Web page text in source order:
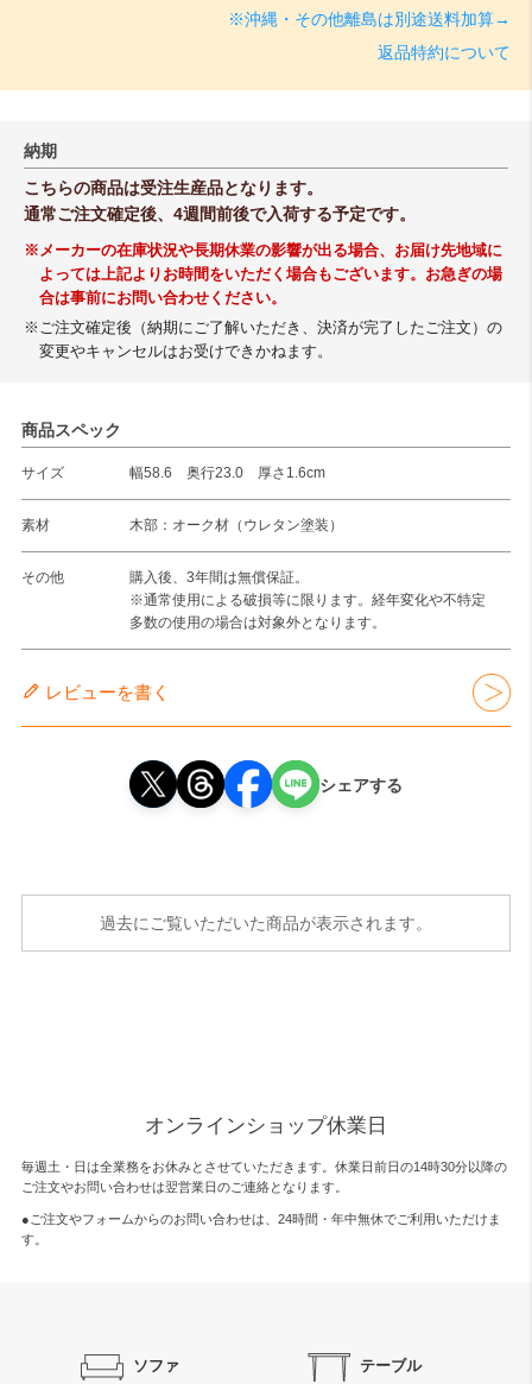
※沖縄・その他離島は別途送料加算→
返品特約について
納期
こちらの商品は受注生産品となります。
通常ご注文確定後、4週間前後で入荷する予定です。
※メーカーの在庫状況や長期休業の影響が出る場合、お届け先地域に
よっては上記よりお時間をいただく場合もございます。お急ぎの場
合は事前にお問い合わせください。
※ご注文確定後（納期にご了解いただき、決済が完了したご注文）の
変更やキャンセルはお受けできかねます。
商品スペック
サイズ 幅58.6 奥行23.0 厚さ1.6cm
素材 木部：オーク材（ウレタン塗装）
その他
購入後、3年間は無償保証。
※通常使用による破損等に限ります。経年変化や不特定
多数の使用の場合は対象外となります。
レビューを書く
シェアする
過去にご覧いただいた商品が表示されます。
オンラインショップ休業日
毎週土・日は全業務をお休みとさせていただきます。休業日前日の14時30分以降の
ご注文やお問い合わせは翌営業日のご連絡となります。
●ご注文やフォームからのお問い合わせは、 24時間・年中無休でご利用いただけま
す。
ソファ テーブル